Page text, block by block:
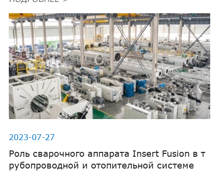
2023-07-27
Роль сварочного аппарата Insert Fusion в т
рубопроводной и отопительной системе